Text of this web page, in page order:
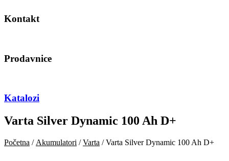
Kontakt
Prodavnice
Katalozi
Varta Silver Dynamic 100 Ah D+
Početna / Akumulatori /Varta / Varta Silver Dynamic 100 Ah D+